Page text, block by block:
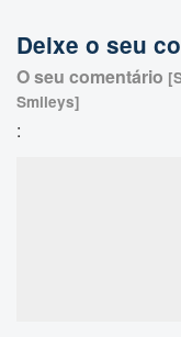
Deixe o seu
O seu comentário
Smileys]
: